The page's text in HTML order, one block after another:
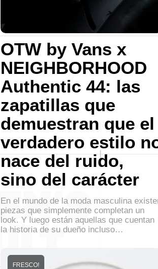
OTW by Vans x
NEIGHBORHOOD
Authentic 44: las
zapatillas que
demuestran que el
verdadero estilo
nace del ruido,
sino del carácter
En el mundo de la moda masculina
piezas que simplemente completan un
look. Y luego están aquellas que cuentan
la historia de su dueño incluso…
FRESCO!